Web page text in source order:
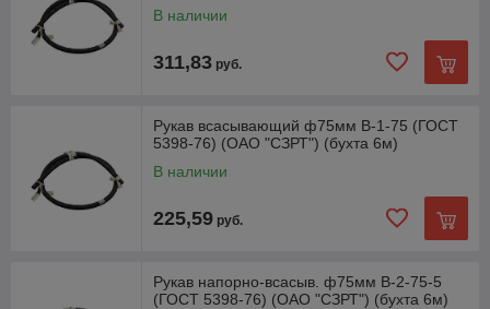
В наличии
311,83 руб.
Рукав всасывающий ф75мм В-1-75 (ГОСТ
5398-76) (ОАО "СЗРТ") (бухта 6м)
В наличии
225,59 руб.
Рукав напорно-всасыв. ф75мм В-2-75-5
(ГОСТ 5398-76) (ОАО "СЗРТ") (бухта 6м)